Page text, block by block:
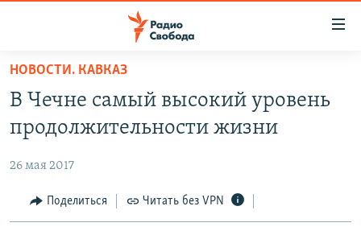
упрощенного
доступа
основному
Вернутся
АВТОРСКИЕ ПРОЕКТЫ
ЦИТАТЫ СВОБОДЫ
МНЕНИЯ
НОВОСТИ. КАВКАЗ
В Чечне самый высокий уровень
продолжительности жизни
26 мая 2017
Поделиться Читать без VPN